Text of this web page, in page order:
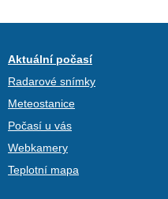
Aktuální počasí
Radarové snímky
Meteostanice
Počasí u vás
Webkamery
Teplotní mapa